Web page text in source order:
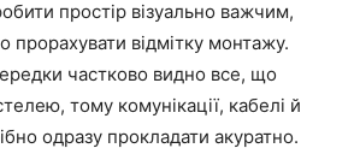
простір візуально важчим,
прорахувати відмітку монтажу.
частково видно все, що
тому комунікації, кабелі й
одразу прокладати акуратно.